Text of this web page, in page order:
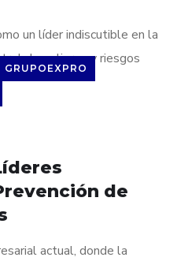
GRUPOEXPRO
de
actual, donde la